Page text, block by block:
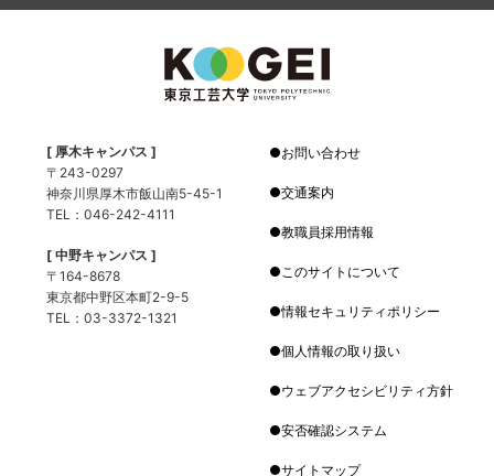
[ 厚木キャンパス ]
〒243-0297
神奈川県厚木市飯山南5-45-1
TEL：046-242-4111
[ 中野キャンパス ]
〒164-8678
東京都中野区本町2-9-5
TEL：03-3372-1321
お問い合わせ
交通案内
教職員採用情報
このサイトについて
情報セキュリティポリシー
個人情報の取り扱い
ウェブアクセシビリティ方針
安否確認システム
サイトマップ